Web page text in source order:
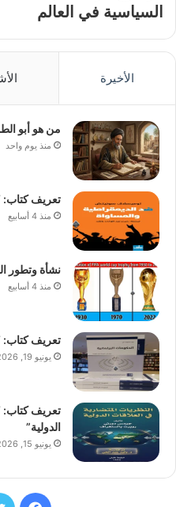
السياسية في العالم
الأخيرة
من هو أبو
منذ يوم واحد
تعريف كتاب:
منذ 4 أسابيع
نشأة وتطور
منذ 4 أسابيع
تعريف كتاب:
يونيو 19, 2026
تعريف كتاب:
الدولية”
يونيو 15, 2026